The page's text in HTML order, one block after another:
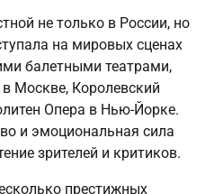
не только в России, но
на мировых сценах
балетными театрами,
Москве, Королевский
Опера в Нью-Йорке.
и эмоциональная сила
зрителей и критиков.
престижных